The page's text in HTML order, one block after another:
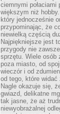
ciemnymi
większym niż
który jednocześnie
przypominając, że
niewielką częścią
Najpiękniejsze jest
przygody nie
sprzętu. Wiele osób
poza miasto, od
wieczór i od
od tego, które widać
Nagle okazuje się,
gwiazd, delikatne
tak jasne, że aż
niewyobrażalnej